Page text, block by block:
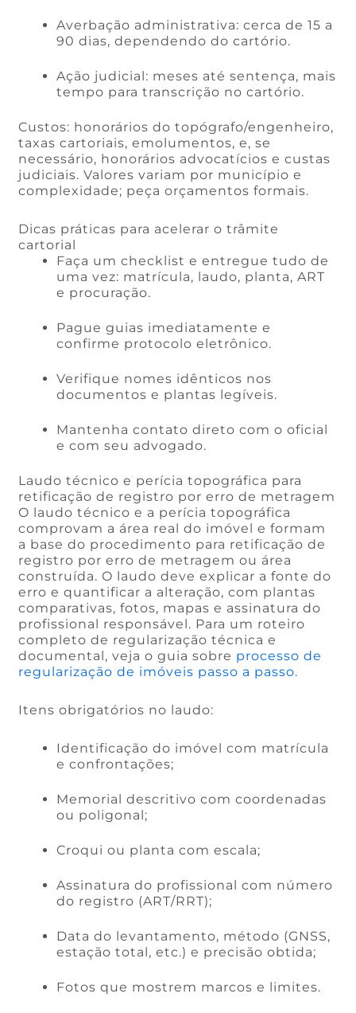
Averbação administrativa: cerca de 15 a
90 dias, dependendo do cartório.
Ação judicial: meses até sentença, mais
tempo para transcrição no cartório.
Custos: honorários do topógrafo/engenheiro,
taxas cartoriais, emolumentos, e, se
necessário, honorários advocatícios e custas
judiciais. Valores variam por município e
complexidade; peça orçamentos formais.
Dicas práticas para acelerar o trâmite
cartorial
Faça um checklist e entregue tudo de
uma vez: matrícula, laudo, planta, ART
e procuração.
Pague guias imediatamente e
confirme protocolo eletrônico.
Verifique nomes idênticos nos
documentos e plantas legíveis.
Mantenha contato direto com o oficial
e com seu advogado.
Laudo técnico e perícia topográfica para
retificação de registro por erro de metragem
O laudo técnico e a perícia topográfica
comprovam a área real do imóvel e formam
a base do procedimento para retificação de
registro por erro de metragem ou área
construída. O laudo deve explicar a fonte do
erro e quantificar a alteração, com plantas
comparativas, fotos, mapas e assinatura do
profissional responsável. Para um roteiro
completo de regularização técnica e
documental, veja o guia sobre processo de
regularização de imóveis passo a passo.
Itens obrigatórios no laudo:
Identificação do imóvel com matrícula
e confrontações;
Memorial descritivo com coordenadas
ou poligonal;
Croqui ou planta com escala;
Assinatura do profissional com número
do registro (ART/RRT);
Data do levantamento, método (GNSS,
estação total, etc.) e precisão obtida;
Fotos que mostrem marcos e limites.